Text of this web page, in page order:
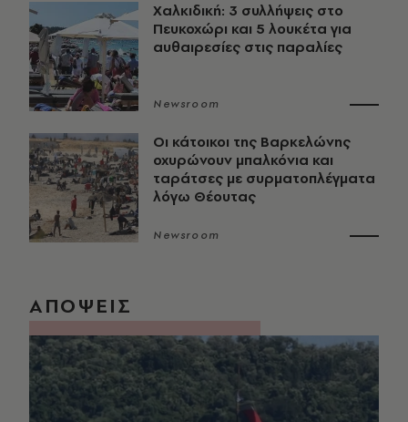
Χαλκιδική: 3 συλλήψεις στο
Πευκοχώρι και 5 λουκέτα για
αυθαιρεσίες στις παραλίες
Newsroom
Οι κάτοικοι της Βαρκελώνης
οχυρώνουν μπαλκόνια και
ταράτσες με συρματοπλέγματα
λόγω Θέουτας
Newsroom
ΑΠΟΨΕΙΣ